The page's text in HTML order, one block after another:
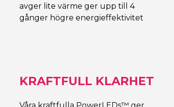
avger lite värme ger upp till 4
gånger högre energieffektivitet
KRAFTFULL KLARHET